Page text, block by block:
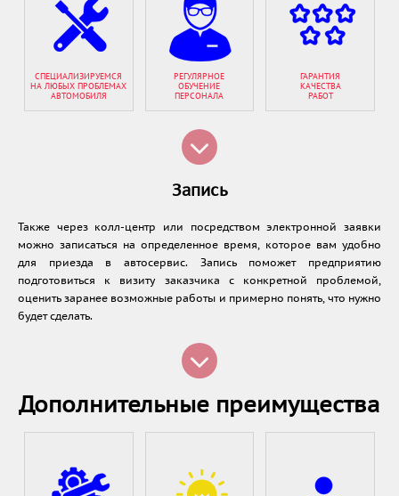
СПЕЦИАЛИЗИРУЕМСЯ
НА ЛЮБЫХ ПРОБЛЕМАХ
АВТОМОБИЛЯ
РЕГУЛЯРНОЕ
ОБУЧЕНИЕ
ПЕРСОНАЛА
ГАРАНТИЯ
КАЧЕСТВА
РАБОТ
Запись
Также через колл-центр или посредством электронной заявки
можно записаться на определенное время, которое вам удобно
для приезда в автосервис. Запись поможет предприятию
подготовиться к визиту заказчика с конкретной проблемой,
оценить заранее возможные работы и примерно понять, что нужно
будет сделать.
Дополнительные преимущества